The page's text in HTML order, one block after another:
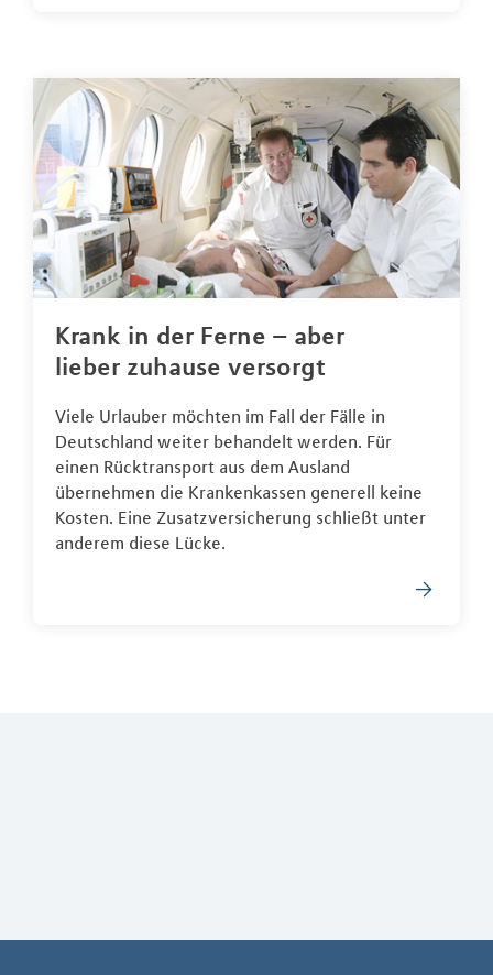
Krank in der Ferne – aber
lieber zuhause versorgt
Viele Urlauber möchten im Fall der Fälle in
Deutschland weiter behandelt werden. Für
einen Rücktransport aus dem Ausland
übernehmen die Krankenkassen generell keine
Kosten. Eine Zusatzversicherung schließt unter
anderem diese Lücke.